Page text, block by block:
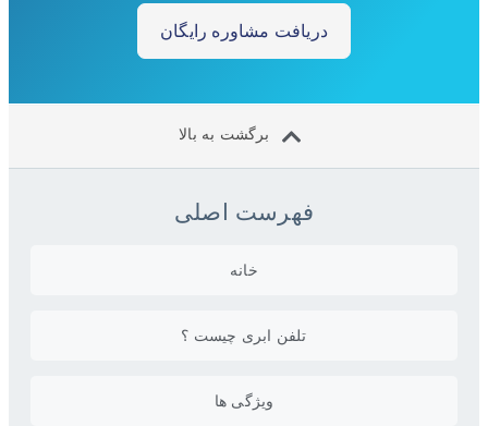
دریافت مشاوره رایگان
برگشت به بالا
فهرست اصلی
خانه
تلفن ابری چیست ؟
ویژگی ها